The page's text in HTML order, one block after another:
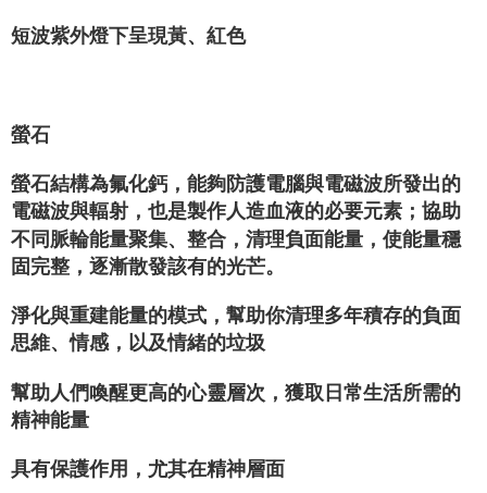
NT$3,000 atau lebih
短波紫外燈下呈現黃、紅色
螢石
螢石結構為氟化鈣，能夠防護電腦與電磁波所發出的
電磁波與輻射，也是製作人造血液的必要元素；協助
不同脈輪能量聚集、整合，清理負面能量，使能量穩
固完整，逐漸散發該有的光芒。
淨化與重建能量的模式，幫助你清理多年積存的負面
思維、情感，以及情緒的垃圾
幫助人們喚醒更高的心靈層次，獲取日常生活所需的
精神能量
具有保護作用，尤其在精神層面